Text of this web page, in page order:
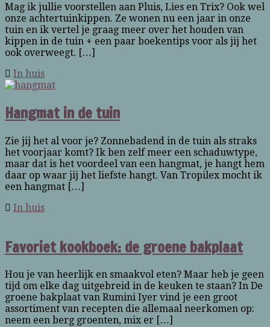
Mag ik jullie voorstellen aan Pluis, Lies en Trix? Ook wel
onze achtertuinkippen. Ze wonen nu een jaar in onze
tuin en ik vertel je graag meer over het houden van
kippen in de tuin + een paar boekentips voor als jij het
ook overweegt. […]
In huis
Hangmat in de tuin
Zie jij het al voor je? Zonnebadend in de tuin als straks
het voorjaar komt? Ik ben zelf meer een schaduwtype,
maar dat is het voordeel van een hangmat, je hangt hem
daar op waar jij het liefste hangt. Van Tropilex mocht ik
een hangmat […]
In huis
Favoriet kookboek: de groene bakplaat
Hou je van heerlijk en smaakvol eten? Maar heb je geen
tijd om elke dag uitgebreid in de keuken te staan? In De
groene bakplaat van Rumini Iyer vind je een groot
assortiment van recepten die allemaal neerkomen op:
neem een berg groenten, mix er […]